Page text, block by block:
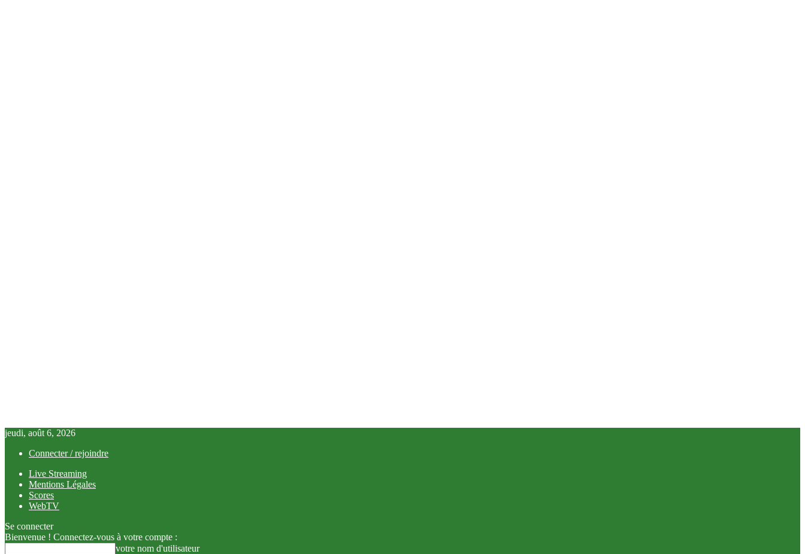
jeudi, août 6, 2026
Connecter / rejoindre
Live Streaming
Mentions Légales
Scores
WebTV
Se connecter
Bienvenue ! Connectez-vous à votre compte :
votre nom d'utilisateur